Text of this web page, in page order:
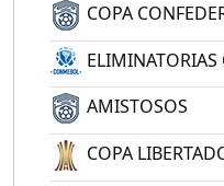
COPA
ELIMINATORIAS
AMISTOSOS
COPA